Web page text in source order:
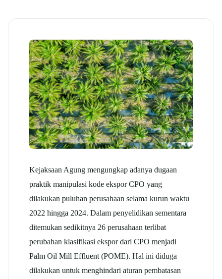
Kejaksaan Agung mengungkap adanya dugaan
praktik manipulasi kode ekspor CPO yang
dilakukan puluhan perusahaan selama kurun waktu
2022 hingga 2024. Dalam penyelidikan sementara
ditemukan sedikitnya 26 perusahaan terlibat
perubahan klasifikasi ekspor dari CPO menjadi
Palm Oil Mill Effluent (POME). Hal ini diduga
dilakukan untuk menghindari aturan pembatasan